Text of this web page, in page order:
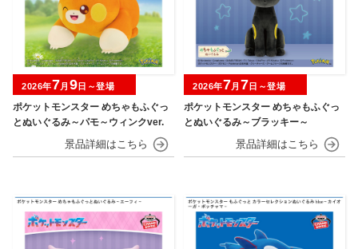
ポケットモンスター めちゃもふぐっ
とぬいぐるみ～パモ～ウィンクver.
2026年7月 9日～登場
ポケットモンスター めちゃもふぐっ
とぬいぐるみ～ブラッキー～
2026年7月 7日～登場